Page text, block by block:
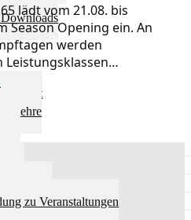
Downloads
Lehre
zu Veranstaltungen
lädt vom 21.08. bis
Season Opening ein. An
werden
Leistungsklassen…